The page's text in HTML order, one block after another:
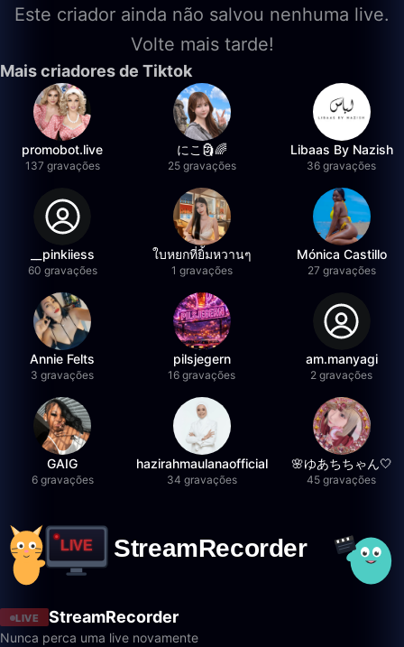
Este criador ainda não salvou nenhuma live.
Volte mais tarde!
Mais criadores de Tiktok
promobot.live
137 gravações
にこ🗿🌈
25 gravações
Libaas By Nazish
36 gravações
__pinkiiess
60 gravações
ใบหยกที่ยิ้มหวานๆ
1 gravações
Mónica Castillo
27 gravações
Annie Felts
3 gravações
pilsjegern
16 gravações
am.manyagi
2 gravações
GAIG
6 gravações
hazirahmaulanaofficial
34 gravações
🌸ゆあちちゃん🤍
45 gravações
LIVE StreamRecorder
Nunca perca uma live novamente